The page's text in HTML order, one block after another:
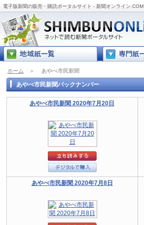
電子版新聞の販売・購読ポータルサイト - 新聞オンライン.COM
ホーム ＞ あやべ市民新聞
あやべ市民新聞バックナンバー
あやべ市民新聞 2020年7月20日
あやべ市民新聞 2020年7月8日